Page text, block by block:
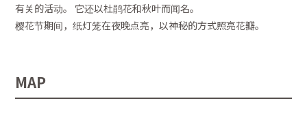
有关的活动。 它还以杜鹃花和秋叶而闻名。
樱花节期间，纸灯笼在夜晚点亮，以神秘的方式照亮花瓣。
MAP